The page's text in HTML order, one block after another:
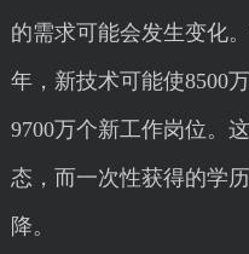
的需求可能会发生变化
年，新技术可能使8500
9700万个新工作岗位。
态，而一次性获得的学
降。